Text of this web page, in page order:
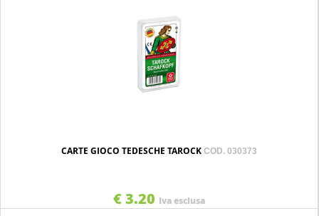
CARTE GIOCO TEDESCHE TAROCK COD. 030373
€ 3.20 Iva esclusa